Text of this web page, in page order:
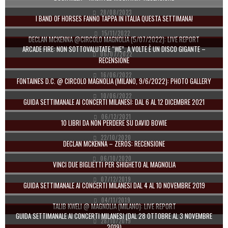
28/08/2023
I BAND OF HORSES FANNO TAPPA IN ITALIA QUESTA SETTIMANA!
15/11/2022
DECLAN MCKENNA @CIRCOLO MAGNOLIA (5/07/2022): LIVE REPORT
06/07/2022
ARCADE FIRE: NON SOTTOVALUTATE “WE”. A VOLTE È UN DISCO GIGANTE –
RECENSIONE
16/06/2022
FONTAINES D.C. @ CIRCOLO MAGNOLIA (MILANO, 9/6/2022): PHOTO GALLERY
10/06/2022
GUIDA SETTIMANALE AI CONCERTI MILANESI: DAL 6 AL 12 DICEMBRE 2021
06/12/2021
10 LIBRI DA NON PERDERE SU DAVID BOWIE
22/10/2020
DECLAN MCKENNA – ZEROS: RECENSIONE
06/10/2020
VINCI DUE BIGLIETTI PER SHIGHETO AL MAGNOLIA
07/12/2019
GUIDA SETTIMANALE AI CONCERTI MILANESI DAL 4 AL 10 NOVEMBRE 2019
04/11/2019
TALIB KWELI @ MAGNOLIA (MILANO): LIVE REPORT
28/10/2019
GUIDA SETTIMANALE AI CONCERTI MILANESI (DAL 28 OTTOBRE AL 3 NOVEMBRE